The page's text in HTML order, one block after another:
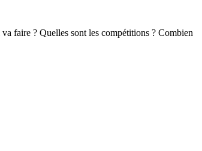
faire ? Quelles sont les compétitions ? Combien